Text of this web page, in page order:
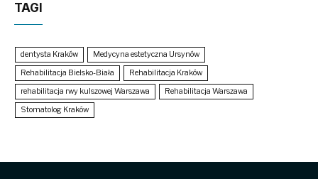
TAGI
dentysta Kraków
Medycyna estetyczna Ursynów
Rehabilitacja Bielsko-Biała
Rehabilitacja Kraków
rehabilitacja rwy kulszowej Warszawa
Rehabilitacja Warszawa
Stomatolog Kraków